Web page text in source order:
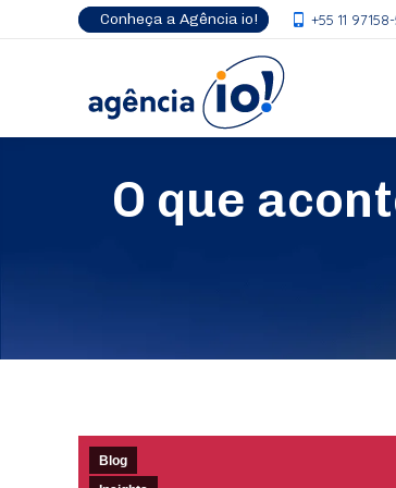
Conheça a Agência io! +55 11
O que
Blog